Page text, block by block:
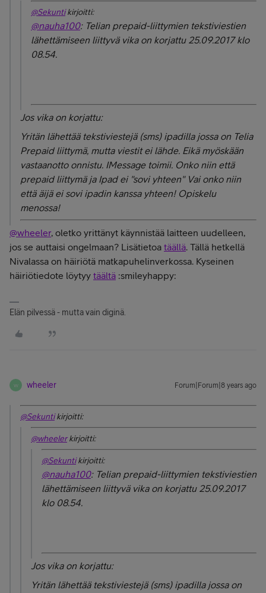
@Sekuntikirjoitti:
@nauha100: Telian prepaid-liittymien tekstiviestien
lähettämiseen liittyvä vika on korjattu 25.09.2017 klo
08.54.
Jos vika on korjattu:
Yritän lähettää tekstiviestejä (sms) ipadilla jossa on Telia
Prepaid liittymä, mutta viestit ei lähde. Eikä myöskään
vastaanotto onnistu. IMessage toimii. Onko niin että
prepaid liittymä ja Ipad ei "sovi yhteen" Vai onko niin
että äijä ei sovi ipadin kanssa yhteen! Opiskelu
menossa!
@wheeler, oletko yrittänyt käynnistää laitteen uudelleen,
jos se auttaisi ongelmaan? Lisätietoa täällä. Tällä hetkellä
Nivalassa on häiriötä matkapuhelinverkossa. Kyseinen
häiriötiedote löytyy täältä :smileyhappy:
Elän pilvessä - mutta vain diginä.
W wheeler Forum|Forum|8 years ago
@Sekuntikirjoitti:
@wheelerkirjoitti:
@Sekuntikirjoitti:
@nauha100: Telian prepaid-liittymien tekstiviestien
lähettämiseen liittyvä vika on korjattu 25.09.2017
klo 08.54.
Jos vika on korjattu:
Yritän lähettää tekstiviestejä (sms) ipadilla jossa on